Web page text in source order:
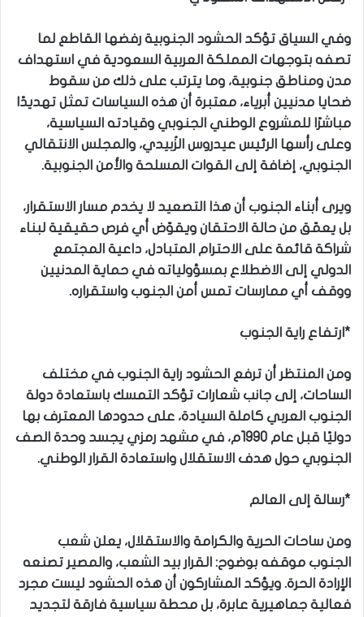
وفي السياق تؤكد الحشود الجنوبية رفضها القاطع لما
تصفه بتوجهات المملكة العربية السعودية في استهداف
مدن ومناطق جنوبية، وما يترتب على ذلك من سقوط
ضحايا مدنيين أبرياء، معتبرة أن هذه السياسات تمثل تهديدًا
مباشرًا للمشروع الوطني الجنوبي وقيادته السياسية،
وعلى رأسها الرئيس عيدروس الزُبيدي، والمجلس الانتقالي
الجنوبي، إضافة إلى القوات المسلحة والأمن الجنوبية.
ويرى أبناء الجنوب أن هذا التصعيد لا يخدم مسار الاستقرار،
بل يعمّق من حالة الاحتقان ويقوّض أي فرص حقيقية لبناء
شراكة قائمة على الاحترام المتبادل، داعية المجتمع
الدولي إلى الاضطلاع بمسؤولياته في حماية المدنيين
ووقف أي ممارسات تمس أمن الجنوب واستقراره.
*ارتفاع راية الجنوب
ومن المنتظر أن ترفع الحشود راية الجنوب في مختلف
الساحات، إلى جانب شعارات تؤكد التمسك باستعادة دولة
الجنوب العربي كاملة السيادة، على حدودها المعترف بها
دوليًا قبل عام 1990م، في مشهد رمزي يجسد وحدة الصف
الجنوبي حول هدف الاستقلال واستعادة القرار الوطني.
*رسالة إلى العالم
ومن ساحات الحرية والكرامة والاستقلال، يعلن شعب
الجنوب موقفه بوضوح: القرار بيد الشعب، والمصير تصنعه
الإرادة الحرة. ويؤكد المشاركون أن هذه الحشود ليست مجرد
فعالية جماهيرية عابرة، بل محطة سياسية فارقة لتجديد